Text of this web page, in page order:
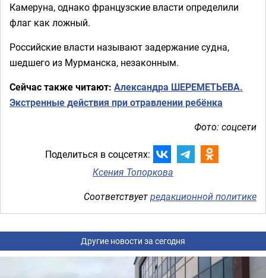
Камеруна, однако французские власти определили
флаг как ложный.
Российские власти называют задержание судна,
шедшего из Мурманска, незаконным.
Сейчас также читают: Александра ШЕРЕМЕТЬЕВА.
Экстренные действия при отравлении ребёнка
Фото: соцсети
Поделиться в соцсетях:
Ксения Топоркова
Соответствуетредакционной политике
Другие новости за сегодня